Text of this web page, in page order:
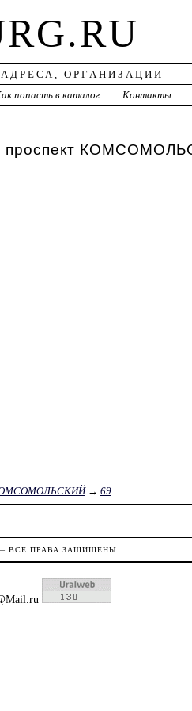
ОРГАНИЗАЦИИ
попасть в каталог Контакты
проспект
→ 69
ВСЕ ПРАВА ЗАЩИЩЕНЫ.